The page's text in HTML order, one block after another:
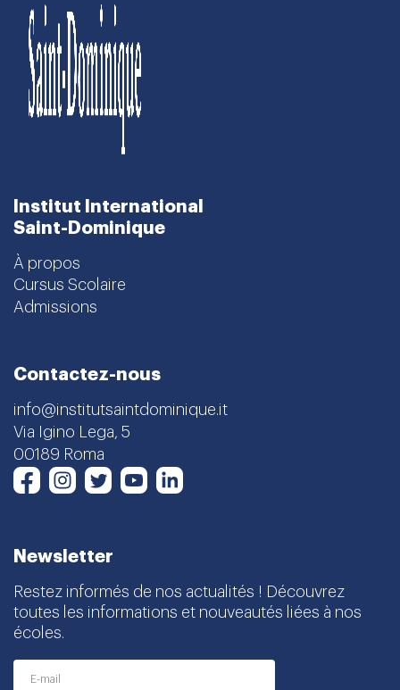
Institut International
Saint-Dominique
À propos
Cursus Scolaire
Admissions
Contactez-nous
info@institutsaintdominique.it
Via Igino Lega, 5
00189 Roma
FacebookInstagram
TwitterYoutube
Newsletter
Restez informés de nos actualités ! Découvrez
toutes les informations et nouveautés liées à nos
écoles.